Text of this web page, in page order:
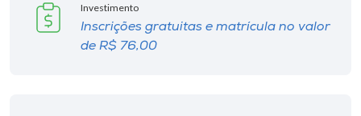
Investimento
Inscrições gratuitas e matrícula no valor
de R$ 76,00